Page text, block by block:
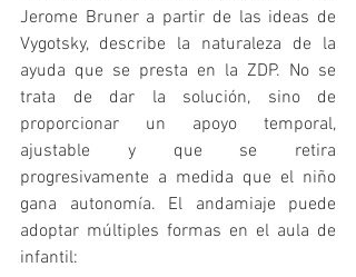
Jerome Bruner a partir de las ideas de
Vygotsky, describe la naturaleza de la
ayuda que se presta en la ZDP. No se
trata de dar la solución, sino de
proporcionar un apoyo temporal,
ajustable y que se retira
progresivamente a medida que el niño
gana autonomía. El andamiaje puede
adoptar múltiples formas en el aula de
infantil: